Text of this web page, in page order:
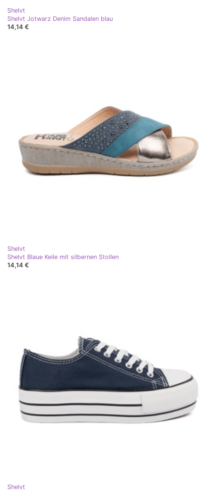
Shelvt
Shelvt Jotwarz Denim Sandalen blau
14,14 €
Shelvt
Shelvt Blaue Keile mit silbernen Stollen
14,14 €
Shelvt